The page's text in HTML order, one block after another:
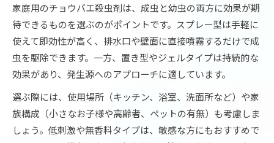
家庭用のチョウバエ殺虫剤は、成虫と幼虫の両方に効果が期
待できるものを選ぶのがポイントです。スプレー型は手軽に
使えて即効性が高く、排水口や壁面に直接噴霧するだけで成
虫を駆除できます。一方、置き型やジェルタイプは持続的な
効果があり、発生源へのアプローチに適しています。
選ぶ際には、使用場所（キッチン、浴室、洗面所など）や家
族構成（小さなお子様や高齢者、ペットの有無）も考慮しま
しょう。低刺激や無香料タイプは、敏感な方にもおすすめで